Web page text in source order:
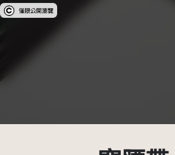
受著作權法保護-僅限於本平台有限度公開瀏覽